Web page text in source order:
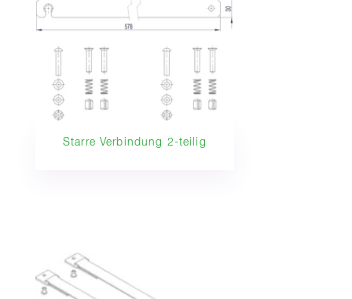
Starre Verbindung 2-teilig